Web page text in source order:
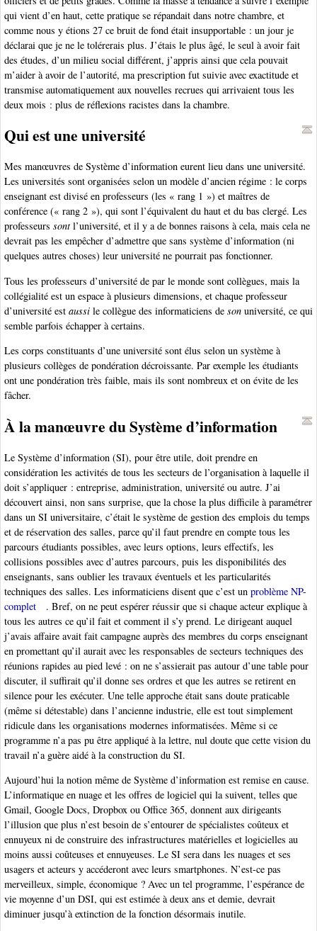
qui vient d’en haut, cette pratique se répandait dans notre chambre, et
comme nous y étions 27 ce bruit de fond était insupportable : un jour je
déclarai que je ne le tolérerais plus. J’étais le plus âgé, le seul à avoir fait
des études, d’un milieu social différent, j’appris ainsi que cela pouvait
m’aider à avoir de l’autorité, ma prescription fut suivie avec exactitude et
transmise automatiquement aux nouvelles recrues qui arrivaient tous les
deux mois : plus de réflexions racistes dans la chambre.
Qui est une université
Mes manœuvres de Système d’information eurent lieu dans une université.
Les universités sont organisées selon un modèle d’ancien régime : le corps
enseignant est divisé en professeurs (les « rang 1 ») et maîtres de
conférence (« rang 2 »), qui sont l’équivalent du haut et du bas clergé. Les
professeurs sontl’université, et il y a de bonnes raisons à cela, mais cela ne
devrait pas les empêcher d’admettre que sans système d’information (ni
quelques autres choses) leur université ne pourrait pas fonctionner.
Tous les professeurs d’université de par le monde sont collègues, mais la
collégialité est un espace à plusieurs dimensions, et chaque professeur
d’université est aussi le collègue des informaticiens de son université, ce qui
semble parfois échapper à certains.
Les corps constituants d’une université sont élus selon un système à
plusieurs collèges de pondération décroissante. Par exemple les étudiants
ont une pondération très faible, mais ils sont nombreux et on évite de les
fâcher.
À la manœuvre du Système d’information
Le Système d’information (SI), pour être utile, doit prendre en
considération les activités de tous les secteurs de l’organisation à laquelle il
doit s’appliquer : entreprise, administration, université ou autre. J’ai
découvert ainsi, non sans surprise, que la chose la plus difficile à paramétrer
dans un SI universitaire, c’était le système de gestion des emplois du temps
et de réservation des salles, parce qu’il faut prendre en compte tous les
parcours étudiants possibles, avec leurs options, leurs effectifs, les
collisions possibles avec d’autres parcours, puis les disponibilités des
enseignants, sans oublier les travaux éventuels et les particularités
techniques des salles. Les informaticiens disent que c’est un problème NP-
complet
. Bref, on ne peut espérer réussir que si chaque acteur explique à
tous les autres ce qu’il fait et comment il s’y prend. Le dirigeant auquel
j’avais affaire avait fait campagne auprès des membres du corps enseignant
en promettant qu’il aurait avec les responsables de secteurs techniques des
réunions rapides au pied levé : on ne s’assierait pas autour d’une table pour
discuter, il suffirait qu’il donne ses ordres et que les autres se retirent en
silence pour les exécuter. Une telle approche était sans doute praticable
(même si détestable) dans l’ancienne industrie, elle est tout simplement
ridicule dans les organisations modernes informatisées. Même si ce
programme n’a pas pu être appliqué à la lettre, nul doute que cette vision du
travail n’a guère aidé à la construction du SI.
Aujourd’hui la notion même de Système d’information est remise en cause.
L’informatique en nuage et les offres de logiciel qui la suivent, telles que
Gmail, Google Docs, Dropbox ou Office 365, donnent aux dirigeants
l’illusion que plus n’est besoin de s’entourer de spécialistes coûteux et
ennuyeux ni de construire des infrastructures matérielles et logicielles au
moins aussi coûteuses et ennuyeuses. Le SI sera dans les nuages et ses
usagers et acteurs y accéderont avec leurs smartphones. N’est-ce pas
merveilleux, simple, économique ? Avec un tel programme, l’espérance de
vie moyenne d’un DSI, qui est estimée à deux ans et demie, devrait
diminuer jusqu’à extinction de la fonction désormais inutile.